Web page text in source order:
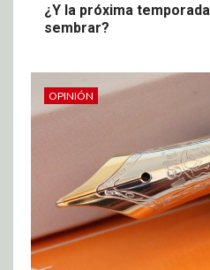
¿Y la próxima
sembrar?
OPINIÓN